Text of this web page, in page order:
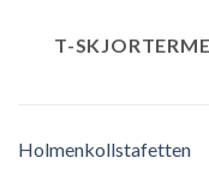
T-
Holmenkollstafetten